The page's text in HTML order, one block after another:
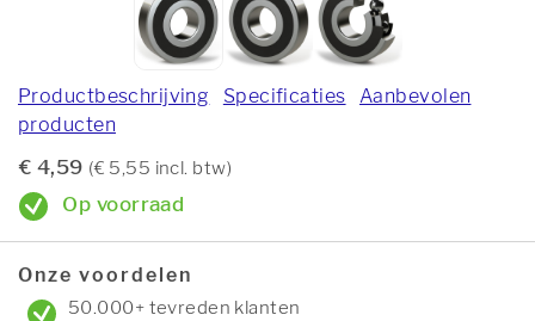
Productbeschrijving Specificaties
Aanbevolen
producten
€ 4,59 (€ 5,55 incl. btw)
Op voorraad
Onze voordelen
50.000+ tevreden klanten